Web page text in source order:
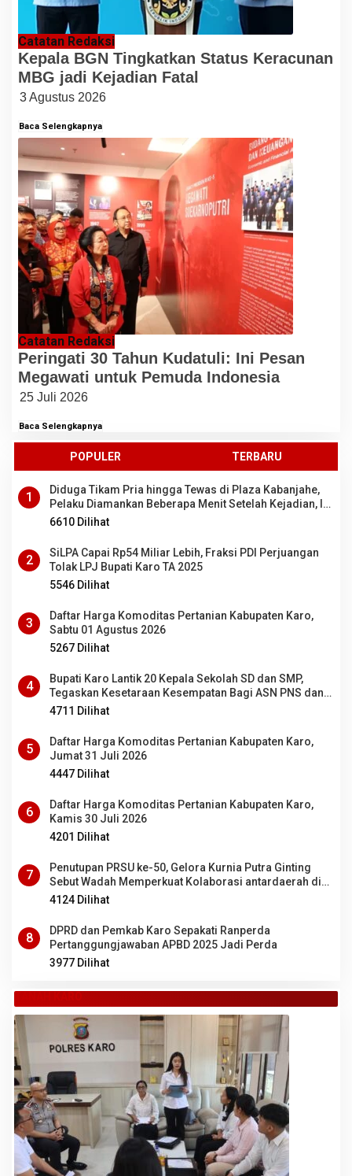
Catatan Redaksi
Kepala BGN Tingkatkan Status Keracunan
MBG jadi Kejadian Fatal
3 Agustus 2026
Baca Selengkapnya
Catatan Redaksi
Peringati 30 Tahun Kudatuli: Ini Pesan
Megawati untuk Pemuda Indonesia
25 Juli 2026
Baca Selengkapnya
POPULER TERBARU
1
Diduga Tikam Pria hingga Tewas di Plaza Kabanjahe,
Pelaku Diamankan Beberapa Menit Setelah Kejadian, Ini
Motifnya
6610 Dilihat
2
SiLPA Capai Rp54 Miliar Lebih, Fraksi PDI Perjuangan
Tolak LPJ Bupati Karo TA 2025
5546 Dilihat
3
Daftar Harga Komoditas Pertanian Kabupaten Karo,
Sabtu 01 Agustus 2026
5267 Dilihat
4
Bupati Karo Lantik 20 Kepala Sekolah SD dan SMP,
Tegaskan Kesetaraan Kesempatan Bagi ASN PNS dan
PPPK
4711 Dilihat
5
Daftar Harga Komoditas Pertanian Kabupaten Karo,
Jumat 31 Juli 2026
4447 Dilihat
6
Daftar Harga Komoditas Pertanian Kabupaten Karo,
Kamis 30 Juli 2026
4201 Dilihat
7
Penutupan PRSU ke-50, Gelora Kurnia Putra Ginting
Sebut Wadah Memperkuat Kolaborasi antardaerah di
Sumut
4124 Dilihat
8
DPRD dan Pemkab Karo Sepakati Ranperda
Pertanggungjawaban APBD 2025 Jadi Perda
3977 Dilihat
TANAH KARO